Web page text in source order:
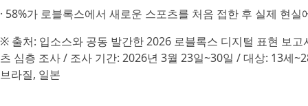
· 58%가 로블록스에서 새로운 스포츠를 처음 접한 후 실제 현
※ 출처: 입소스와 공동 발간한 2026 로블록스 디지털 표현 보
츠 심층 조사 / 조사 기간: 2026년 3월 23일~30일 / 대상: 13세
브라질, 일본